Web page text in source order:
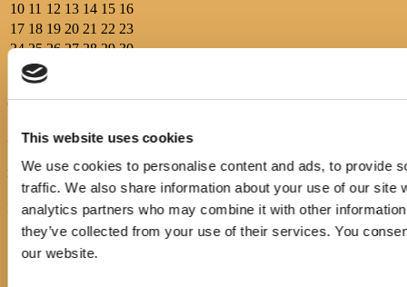
This website uses cookies
We use cookies to personalise content and ads, to provide
traffic. We also share information about your use of our site
analytics partners who may combine it with other
they’ve collected from your use of their services. You
our website.
10 11 12 13 14 15 16
17 18 19 20 21 22 23
24 25 26 27 28 29 30
31
Općinska knjižnica Hrvatska sloga Gradac prvi put je osnovana
Andrijašević uz potporu društva “Petar Svačić”.
Pratite nas
IZBORNIK
Events